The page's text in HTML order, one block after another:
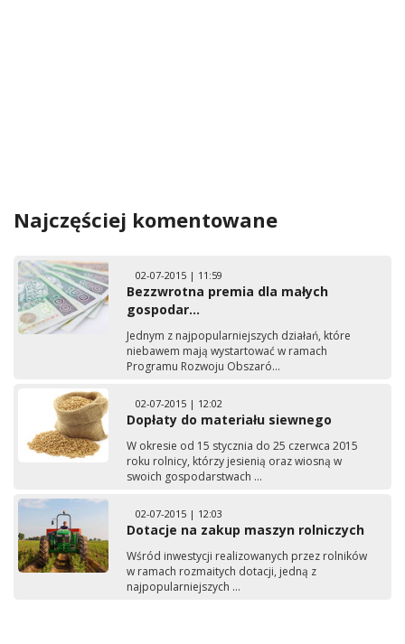
Najczęściej komentowane
02-07-2015 | 11:59
Bezzwrotna premia dla małych
gospodar...
Jednym z najpopularniejszych działań, które
niebawem mają wystartować w ramach
Programu Rozwoju Obszaró...
02-07-2015 | 12:02
Dopłaty do materiału siewnego
W okresie od 15 stycznia do 25 czerwca 2015
roku rolnicy, którzy jesienią oraz wiosną w
swoich gospodarstwach ...
02-07-2015 | 12:03
Dotacje na zakup maszyn rolniczych
Wśród inwestycji realizowanych przez rolników
w ramach rozmaitych dotacji, jedną z
najpopularniejszych ...